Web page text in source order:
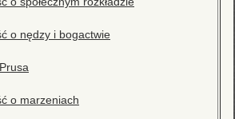
o nędzy i bogactwie
o marzeniach